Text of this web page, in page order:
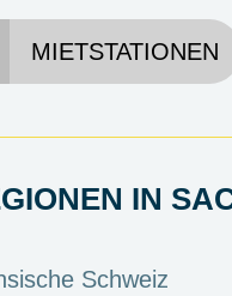
MIETSTATIONEN
IN
Schweiz